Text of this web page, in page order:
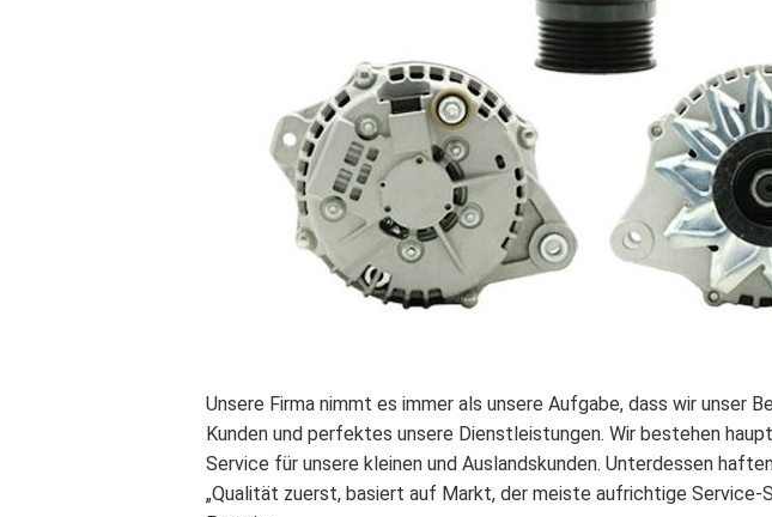
Unsere Firma nimmt es immer als unsere Aufgabe, dass wir unser
Kunden und perfektes unsere Dienstleistungen. Wir bestehen
Service für unsere kleinen und Auslandskunden. Unterdessen
„Qualität zuerst, basiert auf Markt, der meiste aufrichtige